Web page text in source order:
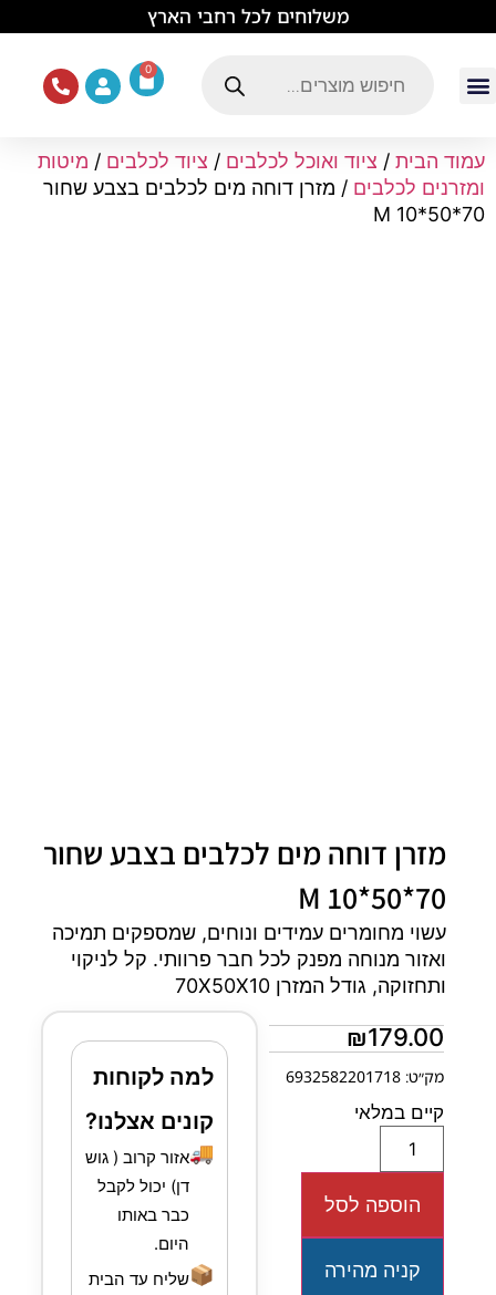
משלוחים לכל רחבי הארץ
0
עמוד הבית / ציוד ואוכל לכלבים / ציוד לכלבים / מיטות
ומזרנים לכלבים / מזרן דוחה מים לכלבים בצבע שחור
70*50*10 M
מזרן דוחה מים לכלבים בצבע שחור
70*50*10 M
עשוי מחומרים עמידים ונוחים, שמספקים תמיכה
ואזור מנוחה מפנק לכל חבר פרוותי. קל לניקוי
ותחזוקה, גודל המזרן 70X50X10
₪179.00
מק״ט: 6932582201718
קיים במלאי
הוספה לסל
קניה מהירה
למה לקוחות
קונים אצלנו?
🚚אזור קרוב ( גוש
דן) יכול לקבל
כבר באותו
היום.
📦שליח עד הבית